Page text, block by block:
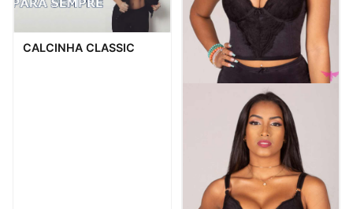
Visualização rápida
CALCINHA CLASSIC